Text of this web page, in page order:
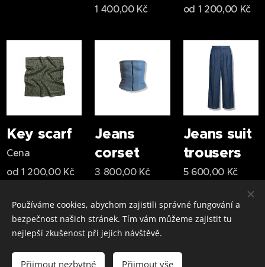
1 400,00Kč
od 1 200,00 Kč
Key scarf
Cena
od1 200,00Kč
Jeans
corset
3 800,00Kč
Jeans suit
trousers
5 600,00 Kč
Následující
Tel.: +420 731 656 333
Používáme cookies, abychom zajistili správné fungování a
bezpečnost našich stránek. Tím vám můžeme zajistit tu
nejlepší zkušenost při jejich návštěvě.
Přijmout nezbytné Přijmout vše